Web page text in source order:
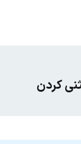
کردن